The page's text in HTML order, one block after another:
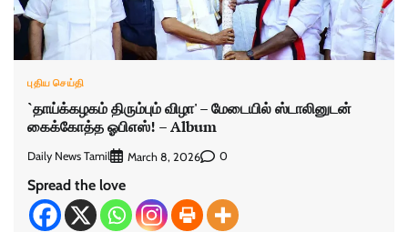
புதிய செய்தி
`தாய்க்கழகம் திரும்பும் விழா' – மேடையில் ஸ்டாலினுடன்
கைக்கோத்த ஓபிஎஸ்! – Album
Daily News Tamil March 8, 2026 0
Spread the love